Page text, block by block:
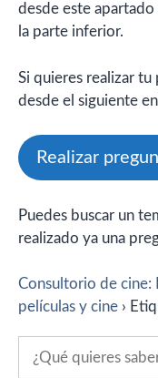
desde este apartado
la parte inferior.
Si quieres realizar
desde el siguiente
Realizar
Puedes buscar un
realizado ya una
Consultorio de cine:
películas y cine ›